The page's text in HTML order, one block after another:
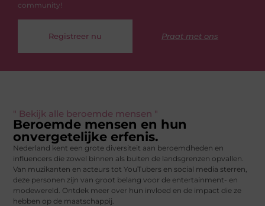
community!
Registreer nu Praat met ons
" Bekijk alle beroemde mensen "
Beroemde mensen en hun
onvergetelijke erfenis.
Nederland kent een grote diversiteit aan beroemdheden en
influencers die zowel binnen als buiten de landsgrenzen opvallen.
Van muzikanten en acteurs tot YouTubers en social media sterren,
deze personen zijn van groot belang voor de entertainment- en
modewereld. Ontdek meer over hun invloed en de impact die ze
hebben op de maatschappij.